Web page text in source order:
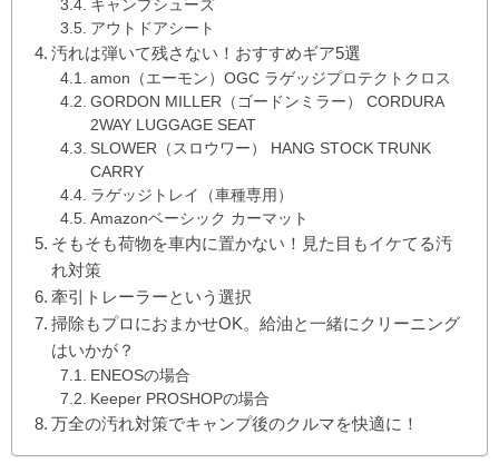
キャンプシューズ
アウトドアシート
汚れは弾いて残さない！おすすめギア5選
amon（エーモン）OGC ラゲッジプロテクトクロス
GORDON MILLER（ゴードンミラー） CORDURA
2WAY LUGGAGE SEAT
SLOWER（スロウワー） HANG STOCK TRUNK
CARRY
ラゲッジトレイ（車種専用）
Amazonベーシック カーマット
そもそも荷物を車内に置かない！見た目もイケてる汚
れ対策
牽引トレーラーという選択
掃除もプロにおまかせOK。給油と一緒にクリーニング
はいかが？
ENEOSの場合
Keeper PROSHOPの場合
万全の汚れ対策でキャンプ後のクルマを快適に！